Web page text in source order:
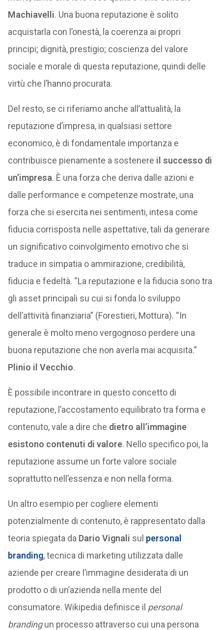
Machiavelli. Una buona reputazione è solito
acquistarla con l’onestà, la coerenza ai propri
principi; dignità, prestigio; coscienza del valore
sociale e morale di questa reputazione, quindi delle
virtù che l’hanno procurata.
Del resto, se ci riferiamo anche all’attualità, la
reputazione d’impresa, in qualsiasi settore
economico, è di fondamentale importanza e
contribuisce pienamente a sostenere il successo di
un’impresa. È una forza che deriva dalle azioni e
dalle performance e competenze mostrate, una
forza che si esercita nei sentimenti, intesa come
fiducia corrisposta nelle aspettative, tali da generare
un significativo coinvolgimento emotivo che si
traduce in simpatia o ammirazione, credibilità,
fiducia e fedeltà. “La reputazione e la fiducia sono tra
gli asset principali su cui si fonda lo sviluppo
dell’attività finanziaria” (Forestieri, Mottura). “In
generale è molto meno vergognoso perdere una
buona reputazione che non averla mai acquisita.”
Plinio il Vecchio.
È possibile incontrare in questo concetto di
reputazione, l’accostamento equilibrato tra forma e
contenuto, vale a dire che dietro all’immagine
esistono contenuti di valore. Nello specifico poi, la
reputazione assume un forte valore sociale
soprattutto nell’essenza e non nella forma.
Un altro esempio per cogliere elementi
potenzialmente di contenuto, è rappresentato dalla
teoria spiegata da Dario Vignali sul personal
branding, tecnica di marketing utilizzata dalle
aziende per creare l’immagine desiderata di un
prodotto o di un’azienda nella mente del
consumatore. Wikipedia definisce il personal
brandingun processo attraverso cui una persona